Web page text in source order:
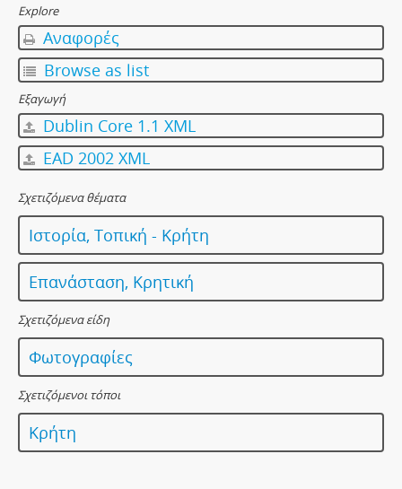
Explore
Αναφορές
Browse as list
Εξαγωγή
Dublin Core 1.1 XML
EAD 2002 XML
Σχετιζόμενα θέματα
Ιστορία, Τοπική - Κρήτη
Επανάσταση, Κρητική
Σχετιζόμενα είδη
Φωτογραφίες
Σχετιζόμενοι τόποι
Κρήτη